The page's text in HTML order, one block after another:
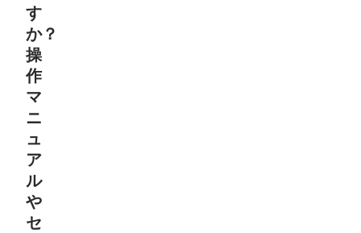
す
か？
操
作
マ
ニ
ュ
ア
ル
や
セ